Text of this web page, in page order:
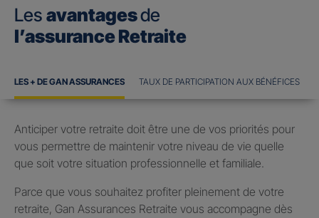
Les avantagesde
l’assurance Retraite
LES + DE GAN ASSURANCES TAUX DE PARTICIPATION AUX BÉNÉFICES
Anticiper votre retraite doit être une de vos priorités pour
vous permettre de maintenir votre niveau de vie quelle
que soit votre situation professionnelle et familiale.
Parce que vous souhaitez profiter pleinement de votre
retraite, Gan Assurances Retraite vous accompagne dès